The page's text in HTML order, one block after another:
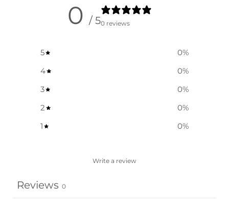
0 / 50 reviews
5 0%
4
0%
3
0%
2
0%
1
0%
Write a review
Reviews 0